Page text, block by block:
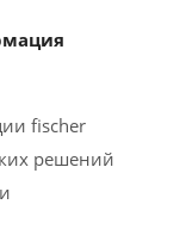
fischer
решений